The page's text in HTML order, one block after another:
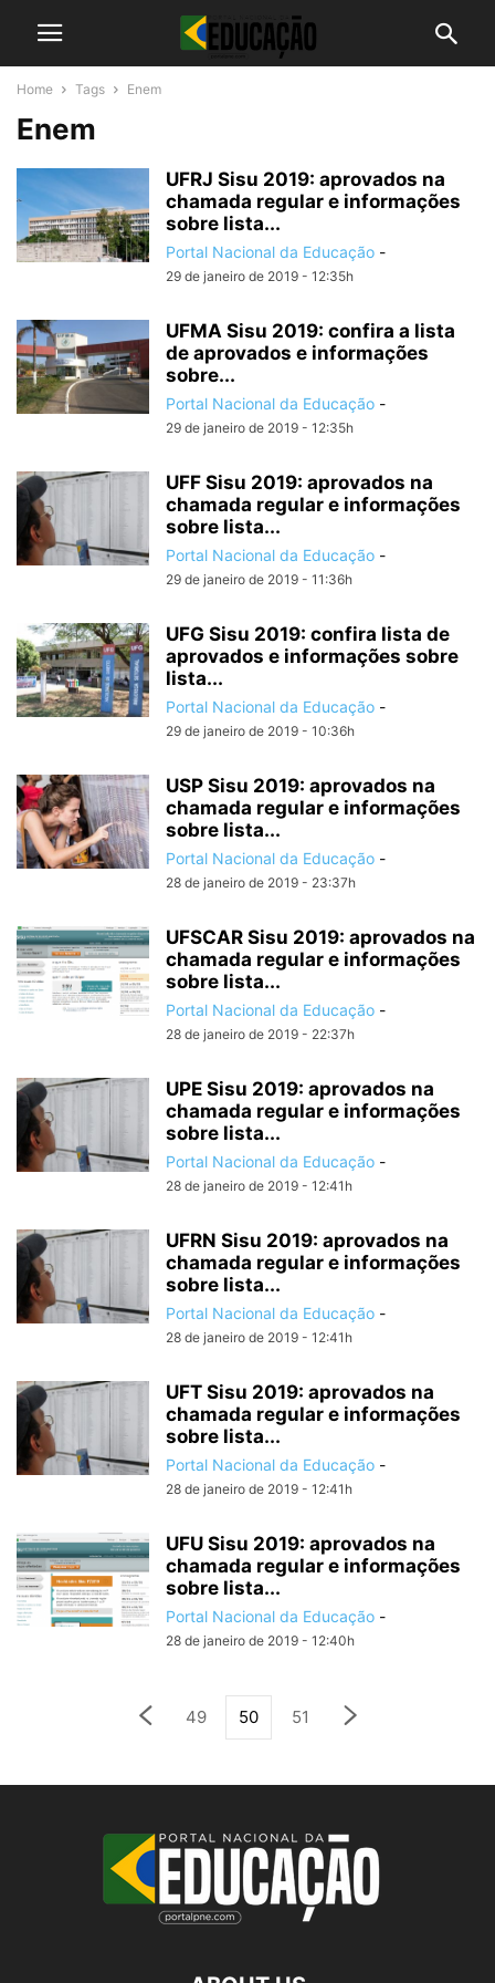
Home Tags Enem
Enem
UFRJ Sisu 2019: aprovados na
chamada regular e informações
sobre lista...
Portal Nacional da Educação -
29 de janeiro de 2019 - 12:35h
UFMA Sisu 2019: confira a lista
de aprovados e informações
sobre...
Portal Nacional da Educação -
29 de janeiro de 2019 - 12:35h
UFF Sisu 2019: aprovados na
chamada regular e informações
sobre lista...
Portal Nacional da Educação -
29 de janeiro de 2019 - 11:36h
UFG Sisu 2019: confira lista de
aprovados e informações sobre
lista...
Portal Nacional da Educação -
29 de janeiro de 2019 - 10:36h
USP Sisu 2019: aprovados na
chamada regular e informações
sobre lista...
Portal Nacional da Educação -
28 de janeiro de 2019 - 23:37h
UFSCAR Sisu 2019: aprovados na
chamada regular e informações
sobre lista...
Portal Nacional da Educação -
28 de janeiro de 2019 - 22:37h
UPE Sisu 2019: aprovados na
chamada regular e informações
sobre lista...
Portal Nacional da Educação -
28 de janeiro de 2019 - 12:41h
UFRN Sisu 2019: aprovados na
chamada regular e informações
sobre lista...
Portal Nacional da Educação -
28 de janeiro de 2019 - 12:41h
UFT Sisu 2019: aprovados na
chamada regular e informações
sobre lista...
Portal Nacional da Educação -
28 de janeiro de 2019 - 12:41h
UFU Sisu 2019: aprovados na
chamada regular e informações
sobre lista...
Portal Nacional da Educação -
28 de janeiro de 2019 - 12:40h
49 50 51